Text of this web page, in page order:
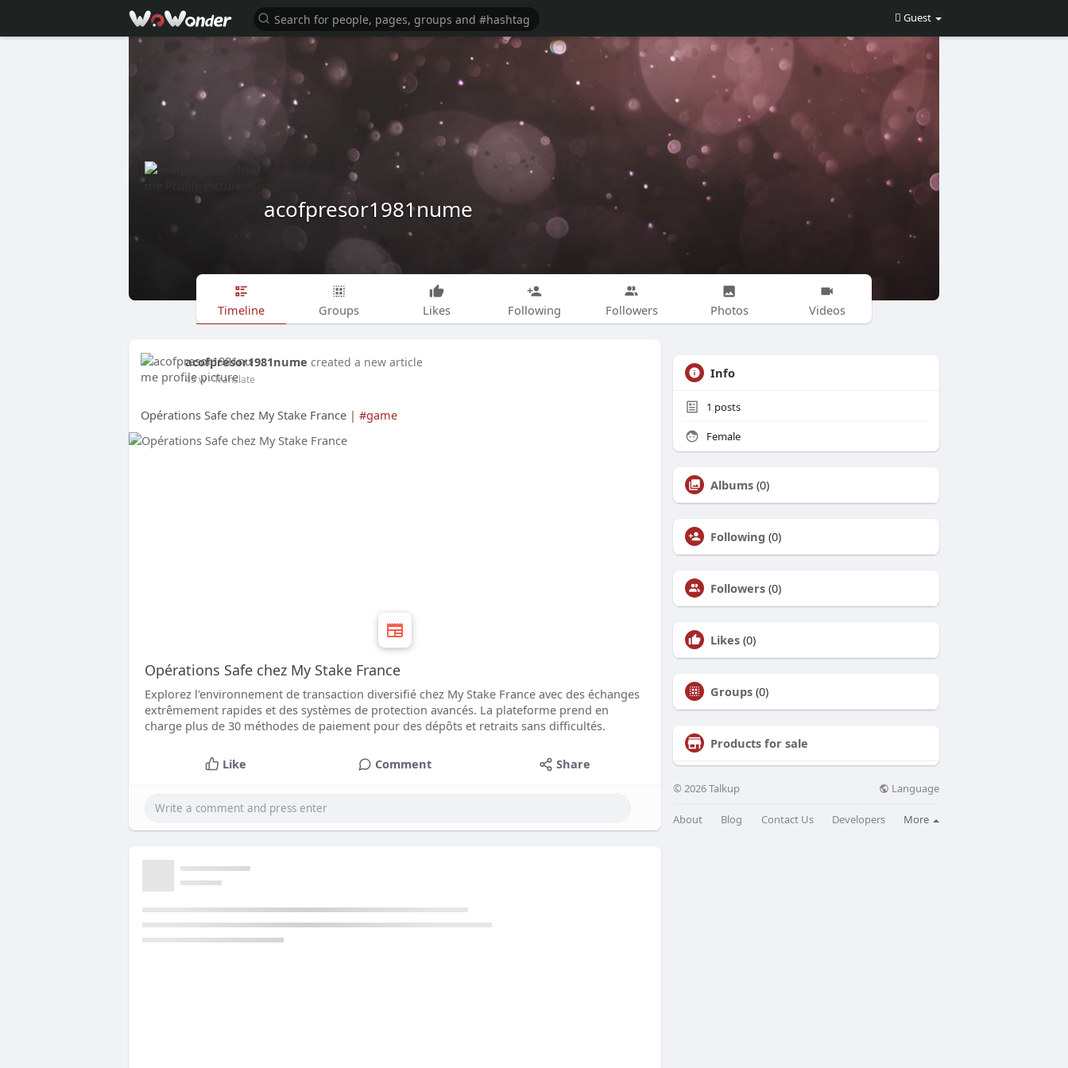
Guest
acofpresor1981nume
Timeline Groups Likes Following Followers Photos Videos
acofpresor1981nume created a new article
45 w- Translate
Opérations Safe chez My Stake France | #game
Opérations Safe chez My Stake France
Explorez l'environnement de transaction diversifié chez My Stake France avec des échanges
extrêmement rapides et des systèmes de protection avancés. La plateforme prend en
charge plus de 30 méthodes de paiement pour des dépôts et retraits sans difficultés.
Like Comment Share
Info
1 posts
Female
Albums (0)
Following (0)
Followers (0)
Likes (0)
Groups (0)
Products for sale
© 2026 Talkup Language
About Blog Contact Us Developers More